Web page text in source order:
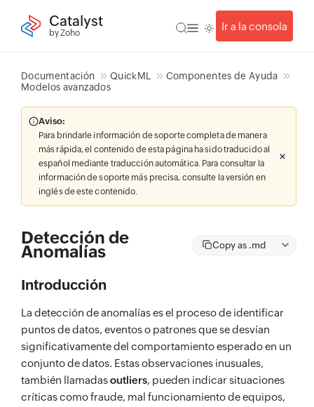
Catalyst
by Zoho
Ir a la consola
Documentación QuickML
Componentes de Ayuda
Modelos avanzados
Aviso:
Para brindarle información de soporte completa de manera
más rápida, el contenido de esta página ha sido traducido al
español mediante traducción automática. Para consultar la
información de soporte más precisa, consulte la versión en
inglés de este contenido.
Detección de
Anomalías Copy as .md
Introducción
La detección de anomalías es el proceso de identificar
puntos de datos, eventos o patrones que se desvían
significativamente del comportamiento esperado en un
conjunto de datos. Estas observaciones inusuales,
también llamadasoutliers, pueden indicar situaciones
críticas como fraude, mal funcionamiento de equipos,